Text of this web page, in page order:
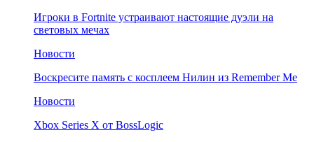
Игроки в Fortnite устраивают настоящие дуэли на
световых мечах
Новости
Воскресите память с косплеем Нилин из Remember Me
Новости
Xbox Series X от BossLogic